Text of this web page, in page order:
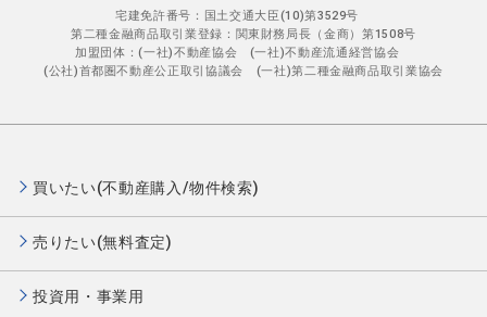
宅建免許番号：国土交通大臣(10)第3529号
第二種金融商品取引業登録：関東財務局長（金商）第1508号
加盟団体：(一社)不動産協会 (一社)不動産流通経営協会
(公社)首都圏不動産公正取引協議会 (一社)第二種金融商品取引業協会
買いたい(不動産購入/物件検索)
売りたい(無料査定)
投資用・事業用